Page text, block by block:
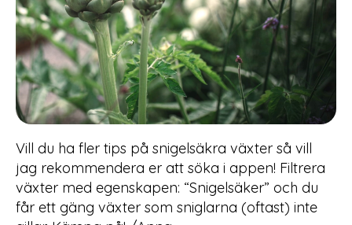
Vill du ha fler tips på snigelsäkra växter så vill
jag rekommendera er att söka i appen! Filtrera
växter med egenskapen: “Snigelsäker” och du
får ett gäng växter som sniglarna (oftast) inte